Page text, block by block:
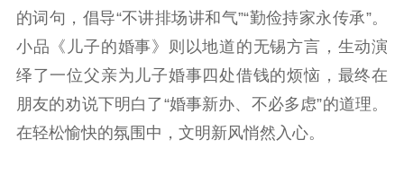
的词句，倡导“不讲排场讲和气”“勤俭持家永传承”。
小品《儿子的婚事》则以地道的无锡方言，生动演
绎了一位父亲为儿子婚事四处借钱的烦恼，最终在
朋友的劝说下明白了“婚事新办、不必多虑”的道理。
在轻松愉快的氛围中，文明新风悄然入心。